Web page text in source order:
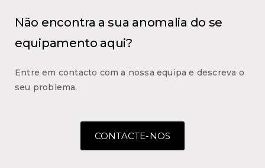
Não encontra a sua anomalia do se
equipamento aqui?
Entre em contacto com a nossa equipa e descreva o
seu problema.
CONTACTE-NOS